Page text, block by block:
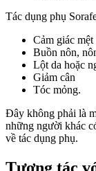
Tác dụng phụ
Cảm giác
Buồn nôn,
Lột da hoặc
Giảm cân
Tóc mỏng.
Đây không phải là
những người khác
về tác dụng phụ.